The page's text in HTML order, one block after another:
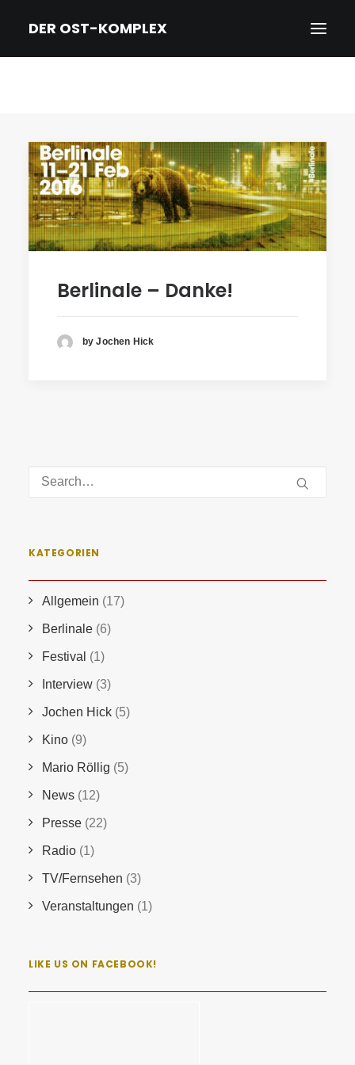
DER OST-KOMPLEX
TRAILER
NEWS
PRESSE
CREDITS & BIOS
IMPRESSUM/DATENSCHUTZ
Berlinale – Danke!
by Jochen Hick
KATEGORIEN
Allgemein (17)
Berlinale (6)
Festival (1)
Interview (3)
Jochen Hick (5)
Kino (9)
Mario Röllig (5)
News (12)
Presse (22)
Radio (1)
TV/Fernsehen (3)
Veranstaltungen (1)
LIKE US ON FACEBOOK!